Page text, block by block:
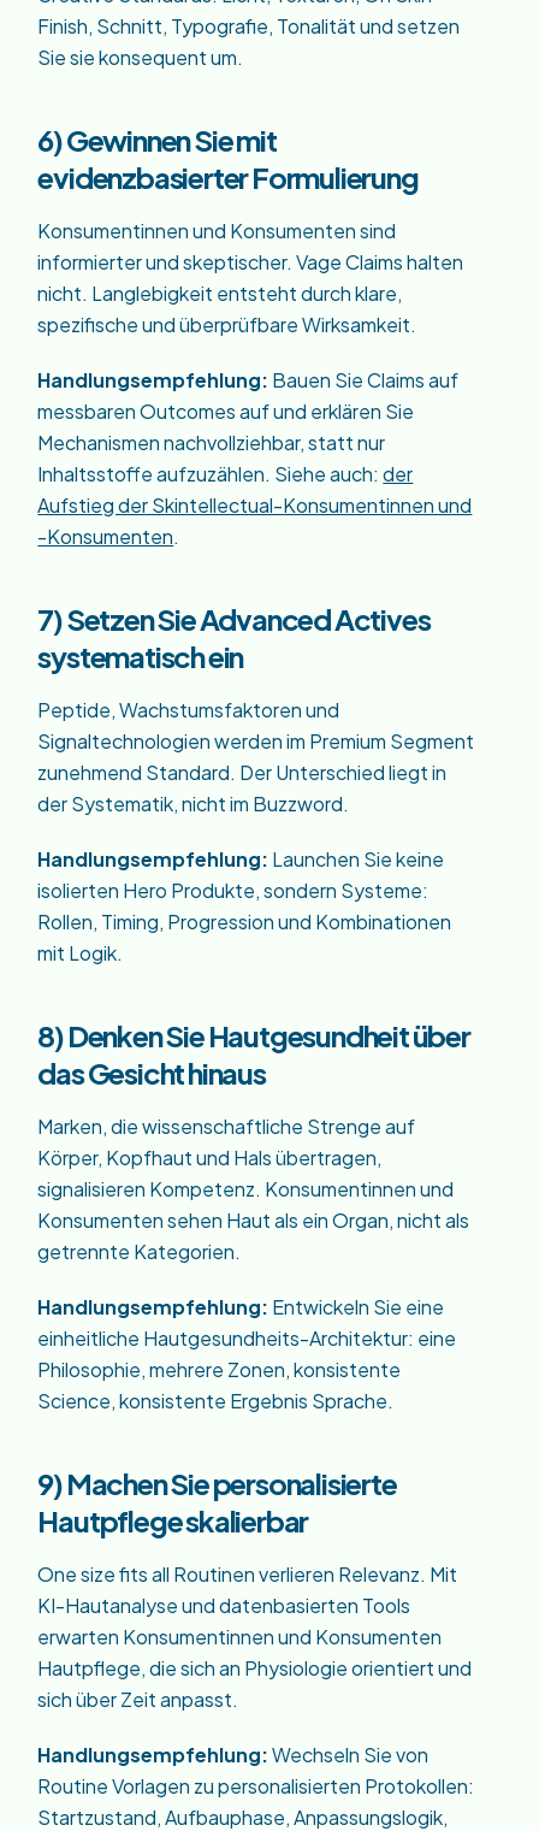
Finish, Schnitt, Typografie, Tonalität und setzen
Sie sie konsequent um.
6) Gewinnen Sie mit
evidenzbasierter Formulierung
Konsumentinnen und Konsumenten sind
informierter und skeptischer. Vage Claims halten
nicht. Langlebigkeit entsteht durch klare,
spezifische und überprüfbare Wirksamkeit.
Handlungsempfehlung: Bauen Sie Claims auf
messbaren Outcomes auf und erklären Sie
Mechanismen nachvollziehbar, statt nur
Inhaltsstoffe aufzuzählen. Siehe auch:der
Aufstieg der Skintellectual-Konsumentinnen und
-Konsumenten.
7) Setzen Sie Advanced Actives
systematisch ein
Peptide, Wachstumsfaktoren und
Signaltechnologien werden im Premium Segment
zunehmend Standard. Der Unterschied liegt in
der Systematik, nicht im Buzzword.
Handlungsempfehlung: Launchen Sie keine
isolierten Hero Produkte, sondern Systeme:
Rollen, Timing, Progression und Kombinationen
mit Logik.
8) Denken Sie Hautgesundheit über
das Gesicht hinaus
Marken, die wissenschaftliche Strenge auf
Körper, Kopfhaut und Hals übertragen,
signalisieren Kompetenz. Konsumentinnen und
Konsumenten sehen Haut als ein Organ, nicht als
getrennte Kategorien.
Handlungsempfehlung: Entwickeln Sie eine
einheitliche Hautgesundheits-Architektur: eine
Philosophie, mehrere Zonen, konsistente
Science, konsistente Ergebnis Sprache.
9) Machen Sie personalisierte
Hautpflege skalierbar
One size fits all Routinen verlieren Relevanz. Mit
KI-Hautanalyse und datenbasierten Tools
erwarten Konsumentinnen und Konsumenten
Hautpflege, die sich an Physiologie orientiert und
sich über Zeit anpasst.
Handlungsempfehlung:Wechseln Sie von
Routine Vorlagen zu personalisierten Protokollen:
Startzustand, Aufbauphase, Anpassungslogik,